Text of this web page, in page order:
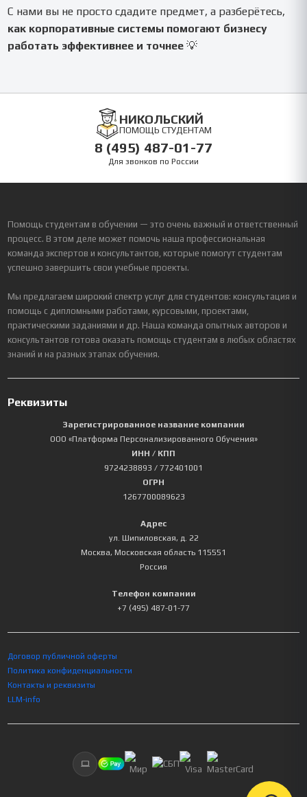
С нами вы не просто сдадите предмет, а разберётесь,
как корпоративные системы помогают бизнесу
работать эффективнее и точнее 💡
НИКОЛЬСКИЙ
ПОМОЩЬ СТУДЕНТАМ
8 (495) 487-01-77
Для звонков по России
Помощь студентам в обучении — это очень важный и ответственный
процесс. В этом деле может помочь наша профессиональная
команда экспертов и консультантов, которые помогут студентам
успешно завершить свои учебные проекты.
Мы предлагаем широкий спектр услуг для студентов: консультация и
помощь с дипломными работами, курсовыми, проектами,
практическими заданиями и др. Наша команда опытных авторов и
консультантов готова оказать помощь студентам в любых областях
знаний и на разных этапах обучения.
Реквизиты
Зарегистрированное название компании
ООО «Платформа Персонализированного Обучения»
ИНН / КПП
9724238893 / 772401001
ОГРН
1267700089623
Адрес
ул. Шипиловская, д. 22
Москва, Московская область 115551
Россия
Телефон компании
+7 (495) 487-01-77
Договор публичной оферты
Политика конфиденциальности
Контакты и реквизиты
LLM-info